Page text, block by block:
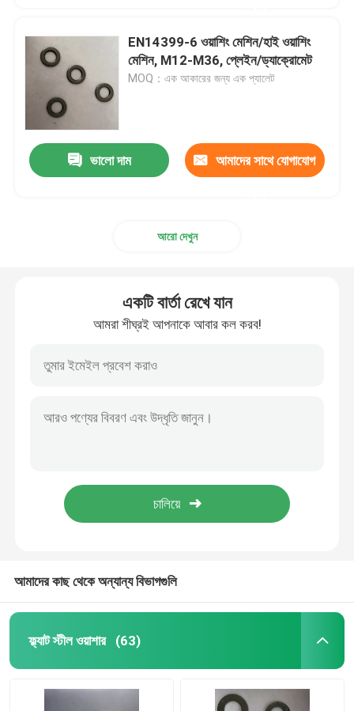
EN14399-6 ওয়াশিং মেশিন/হাই ওয়াশিং
মেশিন, M12-M36, প্লেইন/ড্যাক্রোমেট
MOQ：এক আকারের জন্য এক প্যালেট
ভালো দাম আমাদের সাথে যোগাযোগ
আরো দেখুন
একটি বার্তা রেখে যান
আমরা শীঘ্রই আপনাকে আবার কল করব!
আমাদের কাছ থেকে অন্যান্য বিভাগগুলি
ফ্ল্যাট স্টীল ওয়াশার (63)